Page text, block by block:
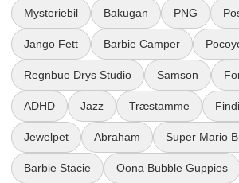
Mysteriebil Bakugan PNG
Jango Fett Barbie Camper
Regnbue Drys Studio Samson
ADHD Jazz Træstamme
Jewelpet Abraham Super Mario
Barbie Stacie Oona Bubble Guppies